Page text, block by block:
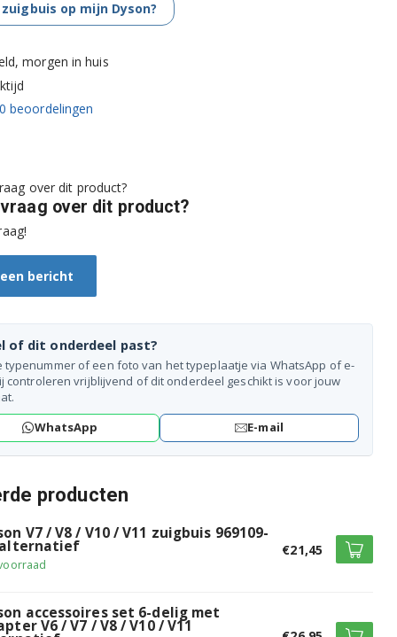
op mijn Dyson?
morgen in huis
beoordelingen
vraag over dit product?
bericht
of dit onderdeel past?
typenummer of een foto van het typeplaatje via WhatsApp of e-
controleren vrijblijvend of dit onderdeel geschikt is voor jouw
WhatsApp
E-mail
producten
V7 / V8 / V10 / V11 zuigbuis 969109-
alternatief €21,45
accessoires set 6-delig met
V6 / V7 / V8 / V10 / V11